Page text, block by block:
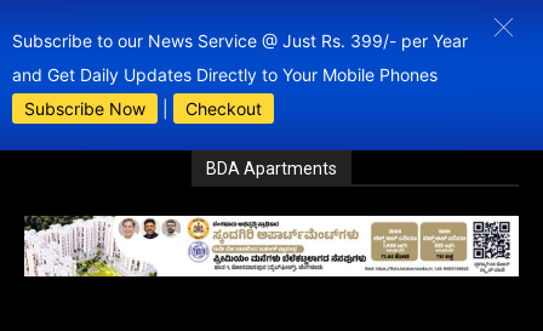
Subscribe to our News Service @ Just Rs. 399/- per Year
and Get Daily Updates Directly to Your Mobile Phones
Subscribe Now
Checkout
BDA Apartments